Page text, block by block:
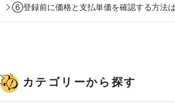
⑥登録前に価格と支払単価を確認する方法
カテゴリーから探す